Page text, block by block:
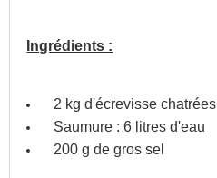
Ingrédients :
2 kg d'écrevisse chatrées
Saumure : 6 litres d'eau
200 g de gros sel